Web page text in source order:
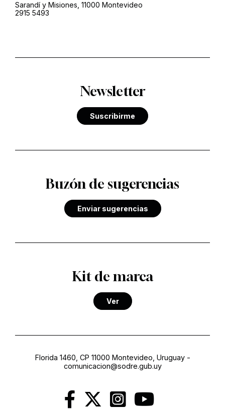
Sarandí y Misiones, 11000 Montevideo
2915 5493
Newsletter
Suscribirme
Buzón de sugerencias
Enviar sugerencias
Kit de marca
Ver
Florida 1460, CP 11000 Montevideo, Uruguay-
comunicacion@sodre.gub.uy